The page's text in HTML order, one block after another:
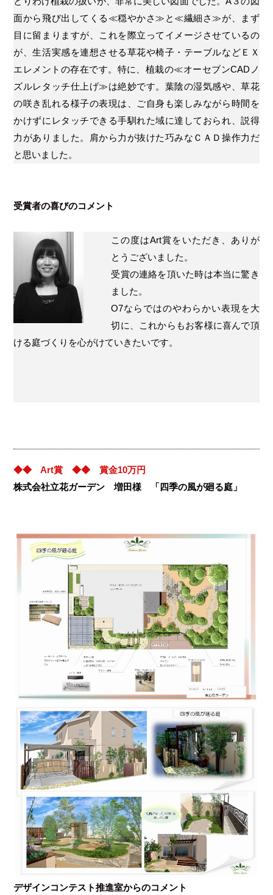
面から飛び出してくる≪穏やかさ≫と≪繊細さ≫が、まず
目に留まりますが、これを際立ってイメージさせているの
が、生活実感を連想させる草花や椅子・テーブルなどＥＸ
エレメントの存在です。特に、植栽の≪オーセブンCADノ
ズルレタッチ仕上げ≫は絶妙です。葉陰の湿気感や、草花
の咲き乱れる様子の表現は、ご自身も楽しみながら時間を
かけずにレタッチできる手馴れた域に達しておられ、説得
力がありました。肩から力が抜けた巧みなＣＡＤ操作力だ
と思いました。
受賞者の喜びのコメント
この度はArt賞をいただき、ありが
とうございました。
受賞の連絡を頂いた時は本当に驚き
ました。
O7ならではのやわらかい表現を大
切に、これからもお客様に喜んで頂
ける庭づくりを心がけていきたいです。
◆◆ Art賞 ◆◆ 賞金10万円
株式会社立花ガーデン 増田様 「四季の風が廻る庭」
デザインコンテスト推進室からのコメント